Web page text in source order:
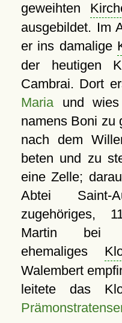
geweihten
ausgebildet. Im
er ins damalige
der heutigen
Cambrai. Dort
Mariaund wies
namens Boni zu
nach dem
beten und zu
eine Zelle;
Abtei Saint-
zugehöriges,
Martin bei
ehemaliges
Walembert
leitete das